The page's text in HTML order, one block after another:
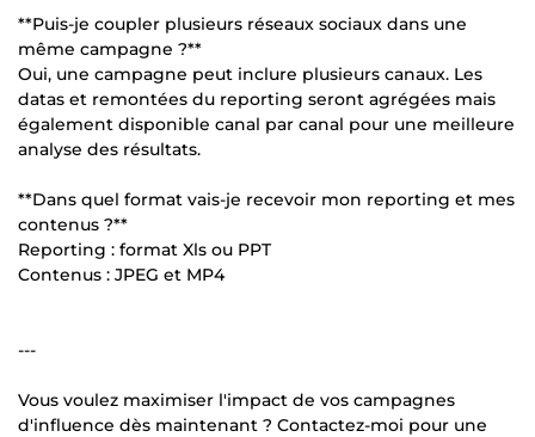
**Puis-je coupler plusieurs réseaux sociaux dans une
même campagne ?**
Oui, une campagne peut inclure plusieurs canaux. Les
datas et remontées du reporting seront agrégées mais
également disponible canal par canal pour une meilleure
analyse des résultats.
**Dans quel format vais-je recevoir mon reporting et mes
contenus ?**
Reporting : format Xls ou PPT
Contenus : JPEG et MP4
---
Vous voulez maximiser l'impact de vos campagnes
d'influence dès maintenant ? Contactez-moi pour une